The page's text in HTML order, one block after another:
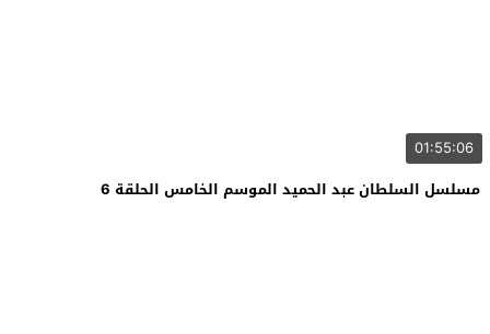
01:55:06
مسلسل السلطان عبد الحميد الموسم الخامس الحلقة 6